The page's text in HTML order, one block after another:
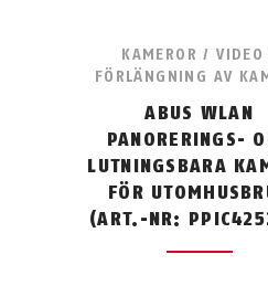
KAMEROR /
FÖRLÄNGNING AV
ABUS WLAN
PANORERINGS-
LUTNINGSBARA
FÖR
(ART.-NR: